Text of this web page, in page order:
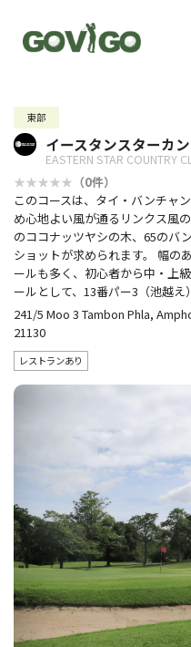
東部
イースタンスターカ
EASTERN STAR COUNTRY
（0件）
このコースは、タイ・バンチャ
め心地よい風が通るリンクス風
のココナッツヤシの木、65のバ
ショットが求められます。 幅の
ールも多く、初心者から中・上
ールとして、13番パー3（池越え
241/5 Moo 3 Tambon Phla,
21130
レストランあり